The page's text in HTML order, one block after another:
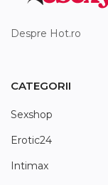
Despre Hot.ro
CATEGORII
Sexshop
Erotic24
Intimax